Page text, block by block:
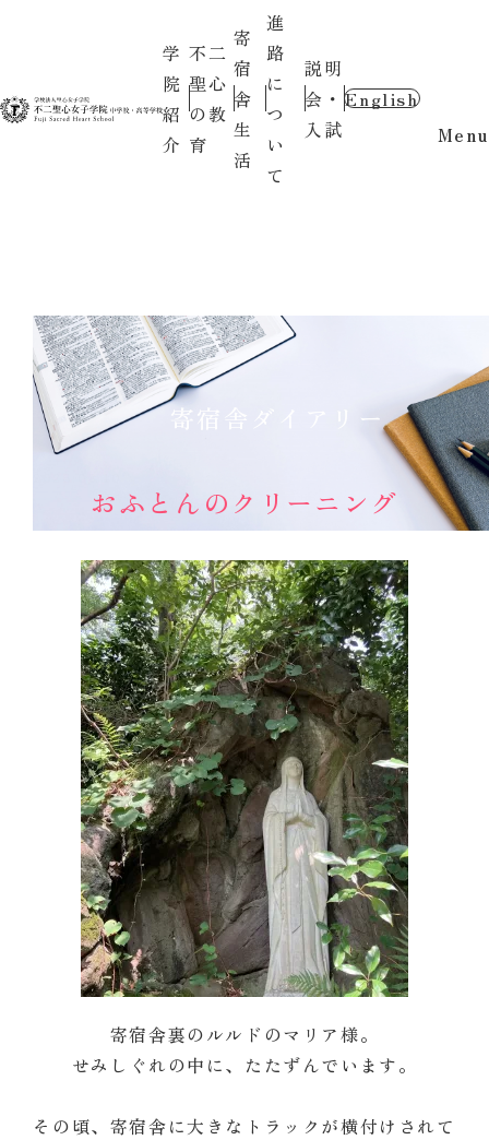
学
院
紹
介
不二
聖心
の教
育
寄
宿
舎
生
活
進
路
に
つ
い
て
説明
会・
入試
English
Menu
寄宿舎ダイアリー
おふとんのクリーニング
寄宿舎裏のルルドのマリア様。
せみしぐれの中に、たたずんでいます。
その頃、寄宿舎に大きなトラックが横付けされて